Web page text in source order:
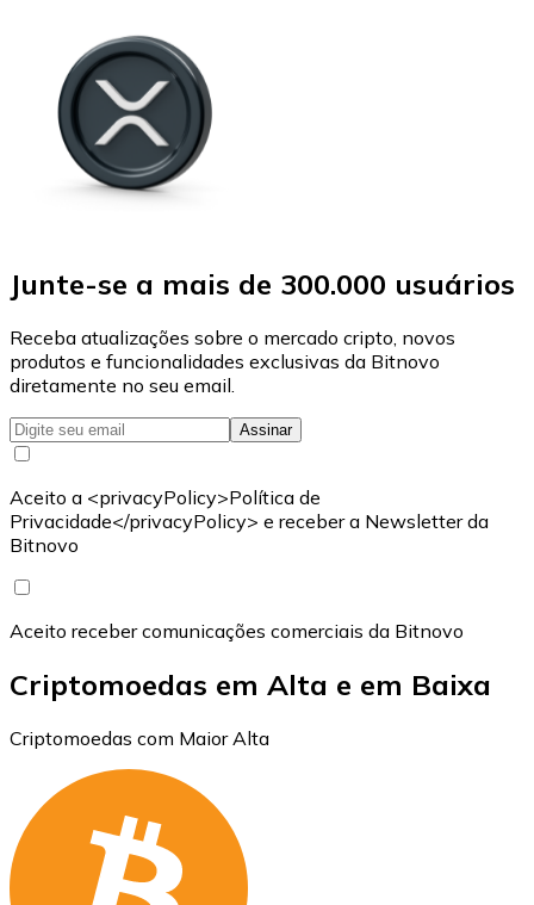
Junte-se a mais de 300.000 usuários
Receba atualizações sobre o mercado cripto, novos
produtos e funcionalidades exclusivas da Bitnovo
diretamente no seu email.
Assinar
Aceito a <privacyPolicy>Política de
Privacidade</privacyPolicy> e receber a Newsletter da
Bitnovo
Aceito receber comunicações comerciais da Bitnovo
Criptomoedas em Alta e em Baixa
Criptomoedas com Maior Alta